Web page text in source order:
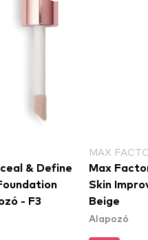
& Define
- F3
MAX
Max
Skin
Beige
Alapozó